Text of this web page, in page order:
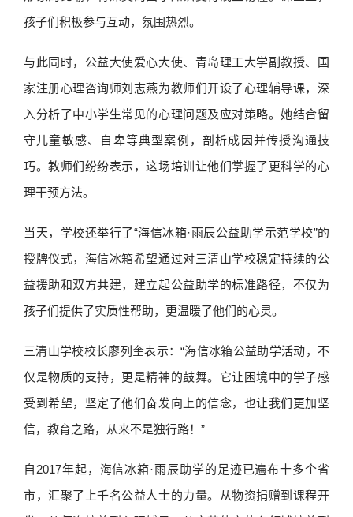
孩子们积极参与互动，氛围热烈。
与此同时，公益大使爱心大使、青岛理工大学副教授、国
家注册心理咨询师刘志燕为教师们开设了心理辅导课，深
入分析了中小学生常见的心理问题及应对策略。她结合留
守儿童敏感、自卑等典型案例，剖析成因并传授沟通技
巧。教师们纷纷表示，这场培训让他们掌握了更科学的心
理干预方法。
当天，学校还举行了“海信冰箱·雨辰公益助学示范学校”的
授牌仪式，海信冰箱希望通过对三清山学校稳定持续的公
益援助和双方共建，建立起公益助学的标准路径，不仅为
孩子们提供了实质性帮助，更温暖了他们的心灵。
三清山学校校长廖列奎表示：“海信冰箱公益助学活动，不
仅是物质的支持，更是精神的鼓舞。它让困境中的学子感
受到希望，坚定了他们奋发向上的信念，也让我们更加坚
信，教育之路，从来不是独行路！”
自2017年起，海信冰箱·雨辰助学的足迹已遍布十多个省
市，汇聚了上千名公益人士的力量。从物资捐赠到课程开